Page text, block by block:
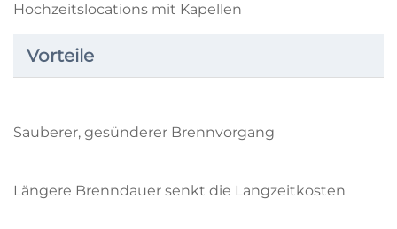
Hochzeitslocations mit Kapellen
Vorteile
Sauberer, gesünderer Brennvorgang
Längere Brenndauer senkt die Langzeitkosten